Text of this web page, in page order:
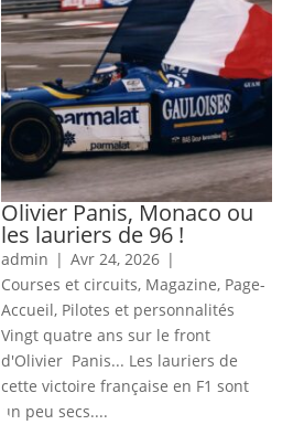
Olivier Panis, Monaco ou
les lauriers de 96 !
admin | Avr 24, 2026 |
Courses et circuits, Magazine, Page-
Accueil, Pilotes et personnalités
Vingt quatre ans sur le front
d'Olivier Panis... Les lauriers de
cette victoire française en F1 sont
un peu secs....